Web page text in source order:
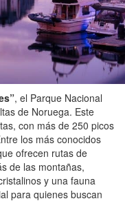
, el Parque Nacional
de Noruega. Este
con más de 250 picos
los más conocidos
ofrecen rutas de
de las montañas,
y una fauna
para quienes buscan